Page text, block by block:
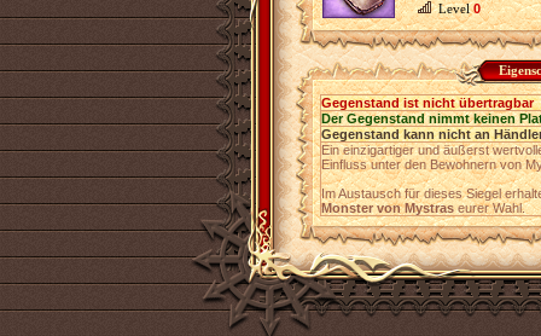
Level0
Gegenstand ist nicht übertragbar
Der Gegenstand nimmt keinen
Gegenstand kann nicht an
Ein einzigartiger und äußerst
Einfluss unter den Bewohnern von
Im Austausch für dieses Siegel
Monster von Mystraseurer Wahl.